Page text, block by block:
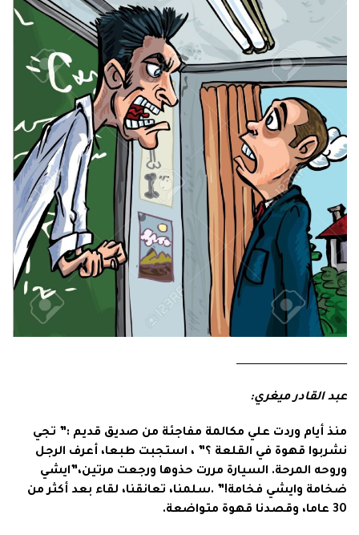
ـــــــــــــــــــــــــــــــــــــــــــــــــــــــــــــــــــــ
عبد القادر ميغري:
منذ أيام وردت علي مكالمة مفاجئة من صديق قديم :” تجي
نشربوا قهوة في القلعة ؟” ، استجبت طبعا، أعرف الرجل
وروحه المرحة. السيارة مررت حذوها ورجعت مرتين،”ايشي
ضخامة وايشي فخامة!” .سلمنا، تعانقنا، لقاء بعد أكثر من
30 عاما، وقصدنا قهوة متواضعة.